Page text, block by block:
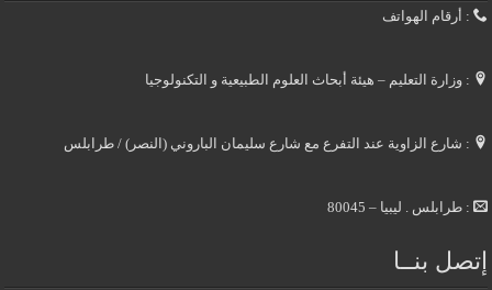
: أرقام الهواتف
: وزارة التعليم – هيئة أبحاث العلوم الطبيعية و التكنولوجيا
: شارع الزاوية عند التفرع مع شارع سليمان الباروني (النصر) / طرابلس
: طرابلس . ليبيا – 80045
إتصل بنــا